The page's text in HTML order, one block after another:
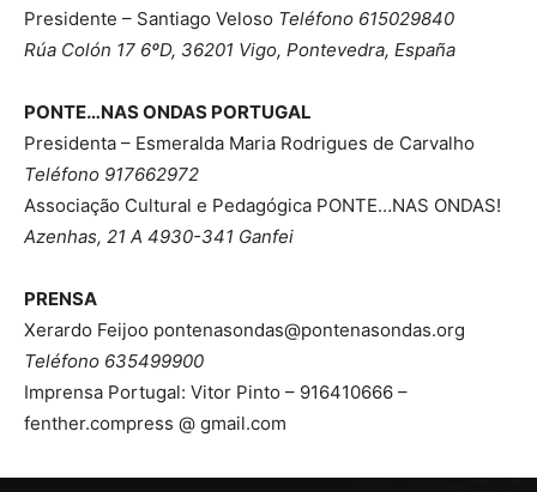
Presidente – Santiago Veloso Teléfono 615029840
Rúa Colón 17 6ºD, 36201 Vigo, Pontevedra, España
PONTE…NAS ONDAS PORTUGAL
Presidenta – Esmeralda Maria Rodrigues de Carvalho
Teléfono 917662972
Associação Cultural e Pedagógica PONTE…NAS ONDAS!
Azenhas, 21 A 4930-341 Ganfei
PRENSA
Xerardo Feijoo pontenasondas@pontenasondas.org
Teléfono 635499900
Imprensa Portugal: Vitor Pinto – 916410666 –
fenther.compress @ gmail.com